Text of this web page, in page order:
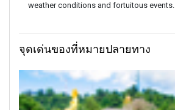
weather conditions and fortuitous events.
จุดเด่นของที่หมายปลายทาง